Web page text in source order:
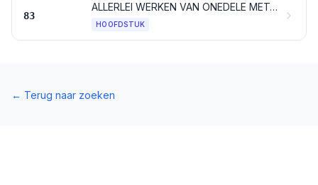
83
ALLERLEI WERKEN VAN ONEDELE METALEN
HOOFDSTUK
← Terug naar zoeken